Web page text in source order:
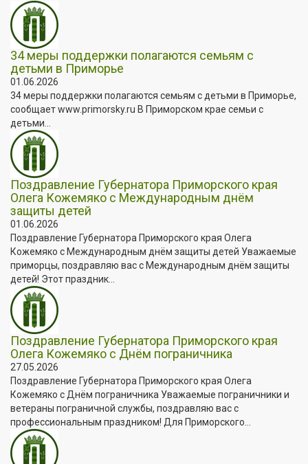
34 меры поддержки полагаются семьям с
детьми в Приморье
01.06.2026
34 меры поддержки полагаются семьям с детьми в Приморье,
сообщает www.primorsky.ru В Приморском крае семьи с
детьми...
Поздравление Губернатора Приморского края
Олега Кожемяко с Международным днём
защиты детей
01.06.2026
Поздравление Губернатора Приморского края Олега
Кожемяко с Международным днём защиты детей Уважаемые
приморцы, поздравляю вас с Международным днём защиты
детей! Этот праздник...
Поздравление Губернатора Приморского края
Олега Кожемяко с Днём пограничника
27.05.2026
Поздравление Губернатора Приморского края Олега
Кожемяко с Днём пограничника Уважаемые пограничники и
ветераны пограничной службы, поздравляю вас с
профессиональным праздником! Для Приморского...